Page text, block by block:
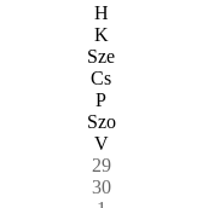
H
K
Sze
Cs
P
Szo
V
29
30